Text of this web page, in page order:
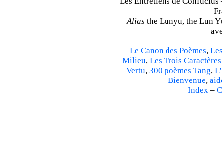
Alias the Lunyu, the Lun
Le Canon des Poèmes,
Milieu, Les Trois Caractères
Vertu, 300 poèmes Tang,
Bienvenue,
Index –